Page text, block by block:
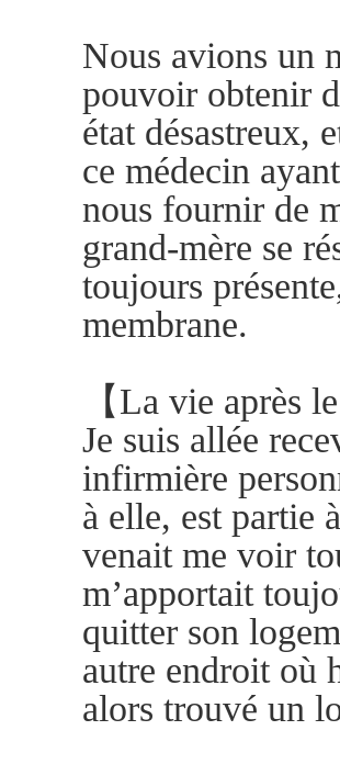
Nous avions un
pouvoir obtenir
état désastreux,
ce médecin
nous fournir de
grand-mère se
toujours
membrane.
【La vie après
Je suis allée
infirmière
à elle, est partie
venait me voir
m’apportait
quitter son
autre endroit où
alors trouvé un